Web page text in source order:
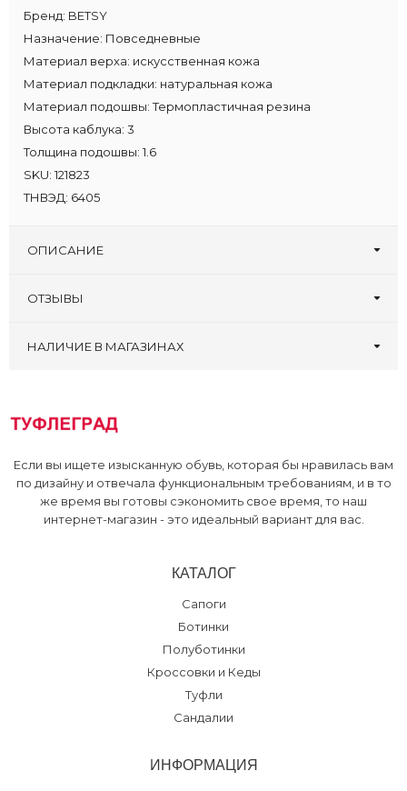
Бренд: BETSY
Назначение: Повседневные
Материал верха: искусственная кожа
Материал подкладки: натуральная кожа
Материал подошвы: Термопластичная резина
Высота каблука: 3
Толщина подошвы: 1.6
SKU: 121823
ТНВЭД: 6405
ОПИСАНИЕ
ОТЗЫВЫ
Оставьте первый отзыв!
НАЛИЧИЕ В МАГАЗИНАХ
Если вы ищете изысканную обувь, которая бы нравилась вам
по дизайну и отвечала функциональным требованиям, и в то
же время вы готовы сэкономить свое время, то наш
интернет-магазин - это идеальный вариант для вас.
КАТАЛОГ
Сапоги
Ботинки
Полуботинки
Кроссовки и Кеды
Туфли
Сандалии
ИНФОРМАЦИЯ